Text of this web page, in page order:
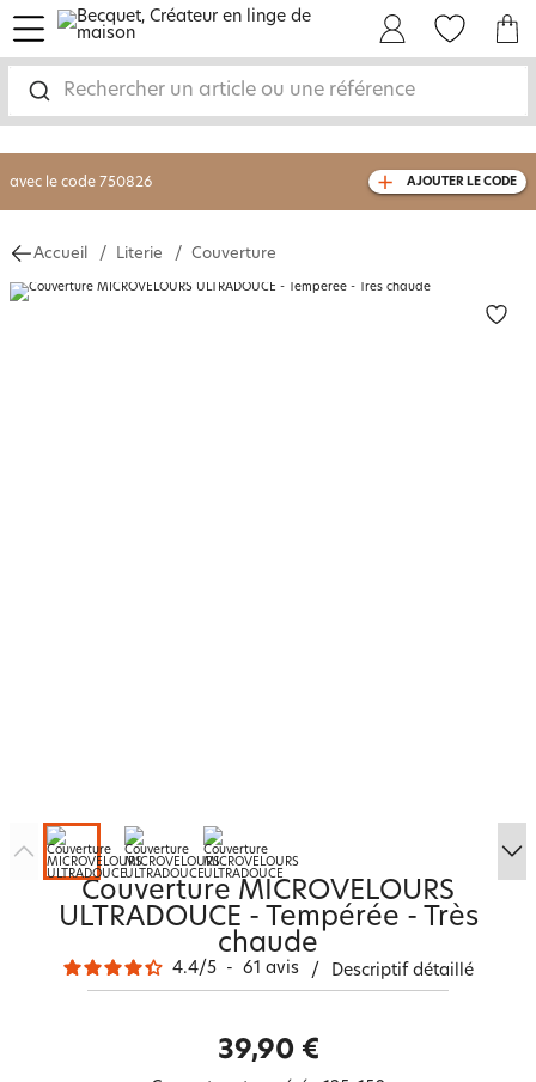
Rechercher un article ou une référence
menu
-30% sur votre commandedès 2 articles
livraison GRATUITEdès 110€ d'achat
avec le code 750826 AJOUTER LE CODE
Accueil Literie Couverture
Couverture MICROVELOURS
ULTRADOUCE - Tempérée - Très
chaude
4.4/5 - 61 avis / Descriptif détaillé
39,90 €